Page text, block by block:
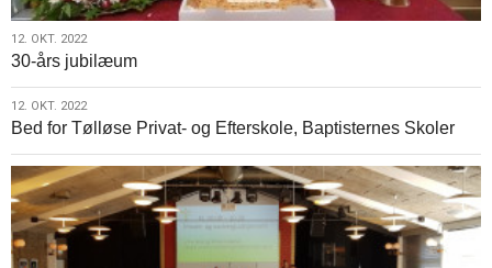
12.
okt.
2022
12. OKT. 2022
30-års jubilæum
12.
okt.
2022
12. OKT. 2022
Bed for Tølløse Privat- og Efterskole, Baptisternes Skoler